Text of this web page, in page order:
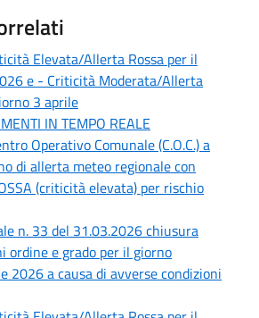
Elevata/Allerta Rossa per il
e - Criticità Moderata/Allerta
3 aprile
IN TEMPO REALE
Operativo Comunale (C.O.C.) a
di allerta meteo regionale con
(criticità elevata) per rischio
n. 33 del 31.03.2026 chiusura
ordine e grado per il giorno
2026 a causa di avverse condizioni